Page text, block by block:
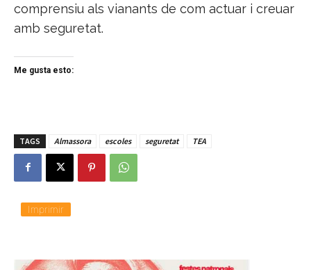
comprensiu als vianants de com actuar i creuar
amb seguretat.
Me gusta esto:
TAGS Almassora escoles seguretat TEA
Imprimir